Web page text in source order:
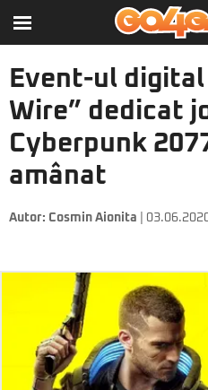
Event-ul
Wire” dedicat
Cyberpunk
amânat
Autor: Cosmin Aionita |